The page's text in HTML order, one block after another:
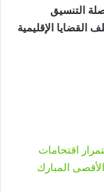
التنسيق
القضايا الإقليمية
استمرار اقتحامات
المبارك